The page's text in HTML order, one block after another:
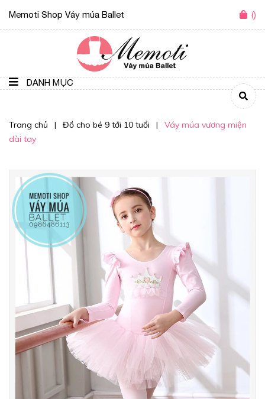
Memoti Shop Váy múa Ballet ()
DANH MỤC
Trang chủ | Đồ cho bé 9 tới 10 tuổi |
Váy múa vương miện
dài tay